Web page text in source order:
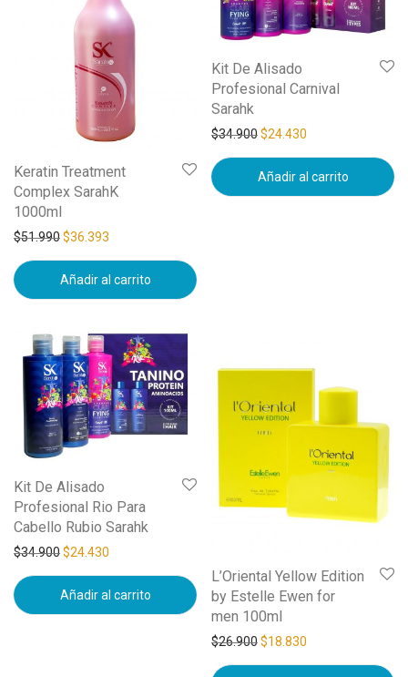
Keratin Treatment
Complex SarahK
1000ml
$51.990$36.393
Añadir al carrito
Kit De Alisado
Profesional Carnival
Sarahk
$34.900$24.430
Añadir al carrito
Kit De Alisado
Profesional Rio Para
Cabello Rubio Sarahk
$34.900$24.430
Añadir al carrito
L’Oriental Yellow Edition
by Estelle Ewen for
men 100ml
$26.900$18.830